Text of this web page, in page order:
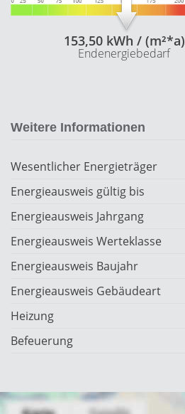
153,50 kWh / (m²*a)
Endenergiebedarf
Weitere Informationen
Wesentlicher Energieträger
Energieausweis gültig bis
Energieausweis Jahrgang
Energieausweis Werteklasse
Energieausweis Baujahr
Energieausweis Gebäudeart
Heizung
Befeuerung